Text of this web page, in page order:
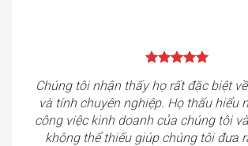
Chúng tôi nhận thấy họ rất đặc biệt
và tính chuyên nghiệp. Họ thấu hiểu
công việc kinh doanh của chúng tôi
không thể thiếu giúp chúng tôi đưa